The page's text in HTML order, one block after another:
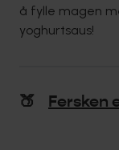
å fylle magen
yoghurtsaus!
🍑 Fersken